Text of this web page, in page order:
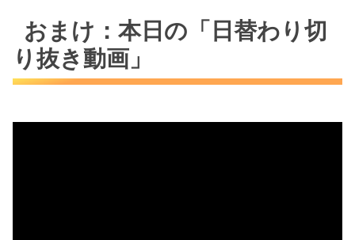
おまけ：本日の「日替わり切
り抜き動画」